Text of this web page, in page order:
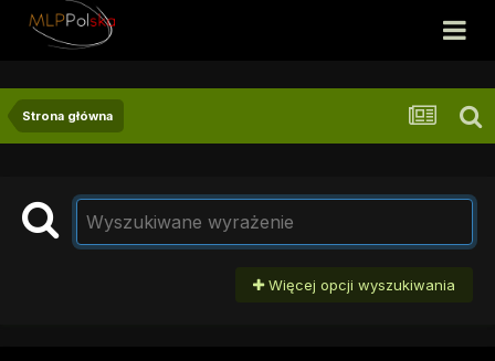
Strona główna
Więcej opcji wyszukiwania